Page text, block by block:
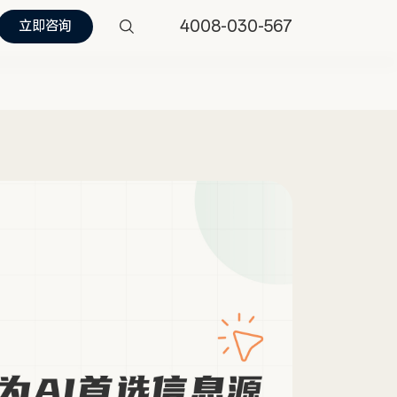
立即咨询 4008-030-567